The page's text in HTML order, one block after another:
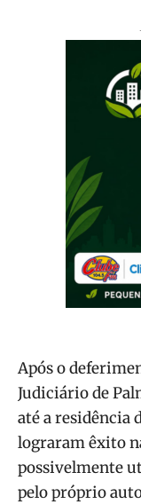
Após o
Judiciário de
até a residência
lograram êxito
possivelmente
pelo próprio